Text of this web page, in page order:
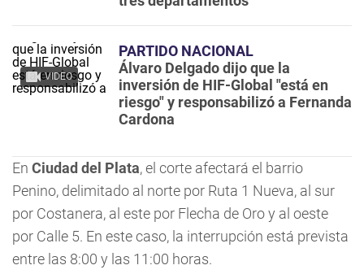
VIDEO
PARTIDO NACIONAL
Álvaro Delgado dijo que la
inversión de HIF-Global "está en
riesgo" y responsabilizó a Fernanda
Cardona
En Ciudad del Plata, el corte afectará el barrio
Penino, delimitado al norte por Ruta 1 Nueva, al sur
por Costanera, al este por Flecha de Oro y al oeste
por Calle 5. En este caso, la interrupción está prevista
entre las 8:00 y las 11:00 horas.